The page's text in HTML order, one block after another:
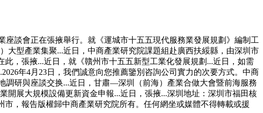
談會正在張掖舉行。就《運城市十五五現代服務業發展規劃》編制工
大型產業集聚...近日，中商產業研究院課題組赴廣西扶綏縣，由深圳市
，張掖...近日，就《贛州市十五五新型工業化發展規劃...近日，如需
年4月23日，我們誠意向您推薦鑒別咨詢公司實力的次要方式。中商
調研與座談交换...近日，甘肅—深圳（前海）產業合做大會暨前海服務
開展大規模設備更新資金申報...近日，張掖...深圳地址：深圳市福田核
，報告版權歸中商產業研究院所有。任何網坐或媒體不得轉載或援